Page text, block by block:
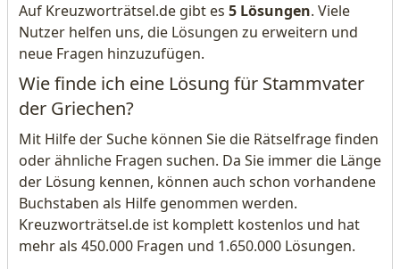
Auf Kreuzworträtsel.de gibt es 5 Lösungen. Viele
Nutzer helfen uns, die Lösungen zu erweitern und
neue Fragen hinzuzufügen.
Wie finde ich eine Lösung für Stammvater
der Griechen?
Mit Hilfe der Suche können Sie die Rätselfrage finden
oder ähnliche Fragen suchen. Da Sie immer die Länge
der Lösung kennen, können auch schon vorhandene
Buchstaben als Hilfe genommen werden.
Kreuzworträtsel.de ist komplett kostenlos und hat
mehr als 450.000 Fragen und 1.650.000 Lösungen.